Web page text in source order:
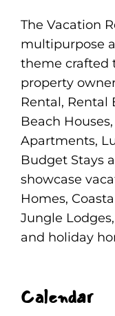
The Vacation
multipurpose
theme crafted
property
Rental, Rental
Beach
Apartments,
Budget Stays
showcase
Homes,
Jungle
and holiday
Calendar